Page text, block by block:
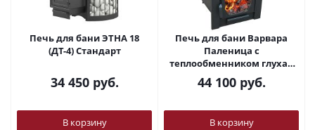
Печь для бани ЭТНА 18
(ДТ-4) Стандарт
34 450руб.
В корзину
Печь для бани Варвара
Паленица с
теплообменником глухая
дверка
44 100руб.
В корзину